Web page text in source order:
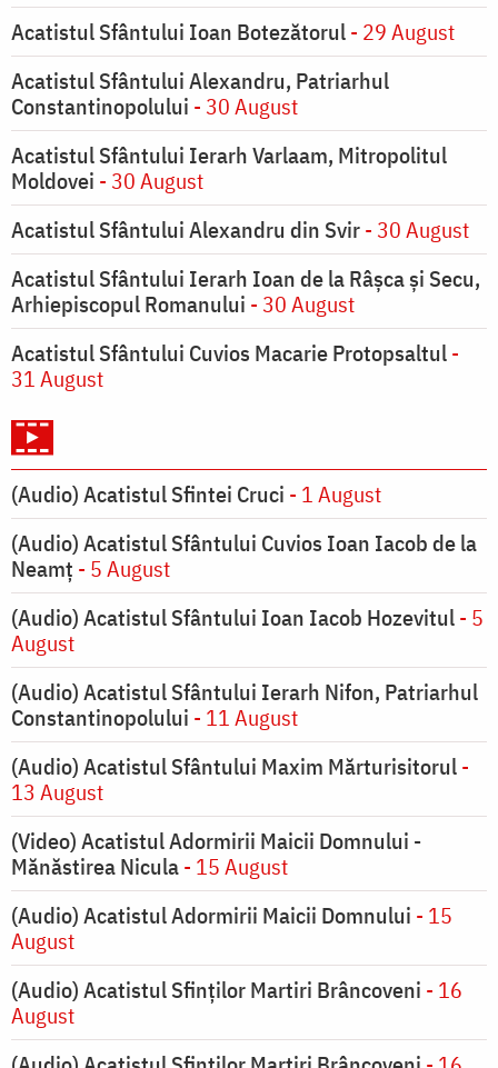
Acatistul Sfântului Ioan Botezătorul- 29 August
Acatistul Sfântului Alexandru, Patriarhul
Constantinopolului - 30 August
Acatistul Sfântului Ierarh Varlaam, Mitropolitul
Moldovei - 30 August
Acatistul Sfântului Alexandru din Svir- 30 August
Acatistul Sfântului Ierarh Ioan de la Râşca şi Secu,
Arhiepiscopul Romanului - 30 August
Acatistul Sfântului Cuvios Macarie Protopsaltul-
31 August
(Audio) Acatistul Sfintei Cruci - 1 August
(Audio) Acatistul Sfântului Cuvios Ioan Iacob de la
Neamț - 5 August
(Audio) Acatistul Sfântului Ioan Iacob Hozevitul- 5
August
(Audio) Acatistul Sfântului Ierarh Nifon, Patriarhul
Constantinopolului - 11 August
(Audio) Acatistul Sfântului Maxim Mărturisitorul-
13 August
(Video) Acatistul Adormirii Maicii Domnului -
Mănăstirea Nicula- 15 August
(Audio) Acatistul Adormirii Maicii Domnului - 15
August
(Audio) Acatistul Sfinților Martiri Brâncoveni - 16
August